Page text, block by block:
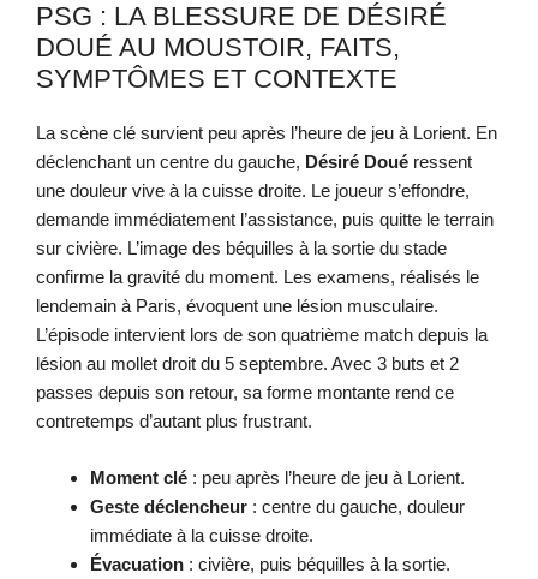
PSG : LA BLESSURE DE DÉSIRÉ
DOUÉ AU MOUSTOIR, FAITS,
SYMPTÔMES ET CONTEXTE
La scène clé survient peu après l’heure de jeu à Lorient. En
déclenchant un centre du gauche, Désiré Doué ressent
une douleur vive à la cuisse droite. Le joueur s’effondre,
demande immédiatement l’assistance, puis quitte le terrain
sur civière. L’image des béquilles à la sortie du stade
confirme la gravité du moment. Les examens, réalisés le
lendemain à Paris, évoquent une lésion musculaire.
L’épisode intervient lors de son quatrième match depuis la
lésion au mollet droit du 5 septembre. Avec 3 buts et 2
passes depuis son retour, sa forme montante rend ce
contretemps d’autant plus frustrant.
Moment clé : peu après l’heure de jeu à Lorient.
Geste déclencheur : centre du gauche, douleur
immédiate à la cuisse droite.
Évacuation : civière, puis béquilles à la sortie.